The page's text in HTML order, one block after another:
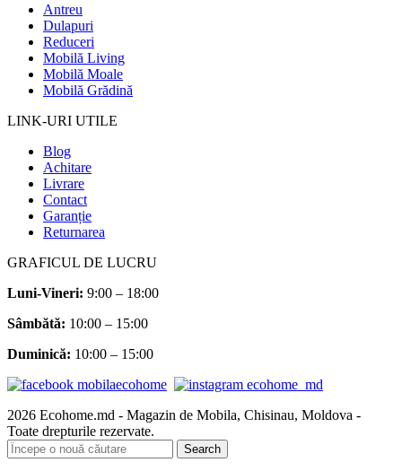
Antreu
Dulapuri
Reduceri
Mobilă Living
Mobilă Moale
Mobilă Grădină
LINK-URI UTILE
Blog
Achitare
Livrare
Contact
Garanție
Returnarea
GRAFICUL DE LUCRU
Luni-Vineri: 9:00 – 18:00
Sâmbătă: 10:00 – 15:00
Duminică: 10:00 – 15:00
2026 Ecohome.md - Magazin de Mobila, Chisinau, Moldova -
Toate drepturile rezervate.
Search